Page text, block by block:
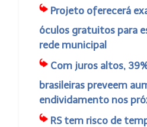
Projeto oferecerá
óculos gratuitos para
rede municipal
Com juros altos,
brasileiras preveem
endividamento nos
RS tem risco de